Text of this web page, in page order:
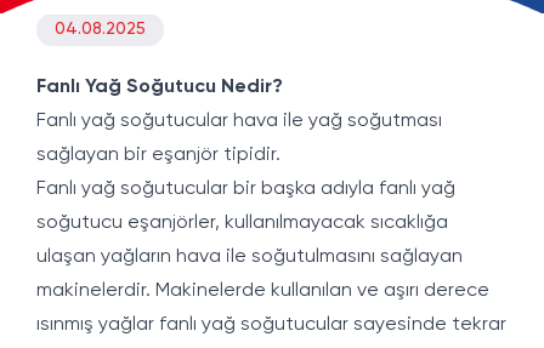
04.08.2025
Fanlı Yağ Soğutucu Nedir?
Fanlı yağ soğutucular hava ile yağ soğutması
sağlayan bir eşanjör tipidir.
Fanlı yağ soğutucular bir başka adıyla fanlı yağ
soğutucu eşanjörler, kullanılmayacak sıcaklığa
ulaşan yağların hava ile soğutulmasını sağlayan
makinelerdir. Makinelerde kullanılan ve aşırı derece
ısınmış yağlar fanlı yağ soğutucular sayesinde tekrar